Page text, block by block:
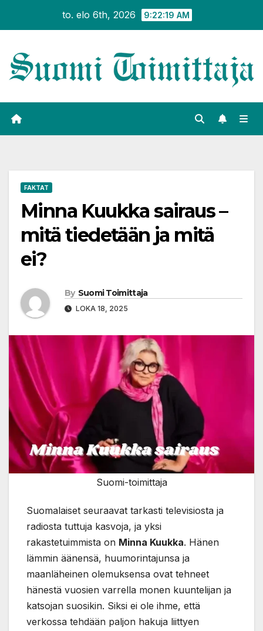
to. elo 6th, 2026 9:22:20 AM
FAKTAT
Minna Kuukka sairaus –
mitä tiedetään ja mitä
ei?
By Suomi Toimittaja
LOKA 18, 2025
Suomi-toimittaja
Suomalaiset seuraavat tarkasti televisiosta ja
radiosta tuttuja kasvoja, ja yksi
rakastetuimmista on Minna Kuukka. Hänen
lämmin äänensä, huumorintajunsa ja
maanläheinen olemuksensa ovat tehneet
hänestä vuosien varrella monen kuuntelijan ja
katsojan suosikin. Siksi ei ole ihme, että
verkossa tehdään paljon hakuja liittyen